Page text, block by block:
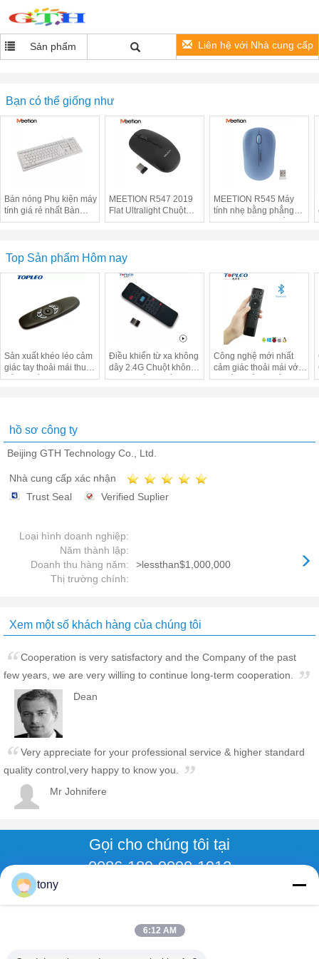
Sản phẩm Liên hệ với Nhà cung cấp
Bạn có thể giống như
Bán nóng Phụ kiện máy
tính giá rẻ nhất Bàn
phím máy tính USB Bàn
MEETION R547 2019
Flat Ultralight Chuột
không dây nhẹ không
MEETION R545 Máy
tính nhẹ bằng phẳng
USB 2.4G Trình điều
Top Sản phẩm Hôm nay
Sản xuất khéo léo cảm
giác tay thoải mái thu
điều khiển từ xa với đèn
Điều khiển từ xa không
dây 2.4G Chuột không
khí P3 Điều khiển từ xa
Công nghệ mới nhất
cảm giác thoải mái với
tay cầm điều khiển từ xa
hồ sơ công ty
Beijing GTH Technology Co., Ltd.
Nhà cung cấp xác nhận
Trust Seal
Verified Suplier
Loại hình doanh nghiệp:
Năm thành lập:
Doanh thu hàng năm:
>lessthan$1,000,000
Thị trường chính:
Xem một số khách hàng của chúng tôi
Cooperation is very satisfactory and the Company of the past
few years, we are very willing to continue long-term cooperation.
Dean
Very appreciate for your professional service & higher standard
quality control,very happy to know you.
Mr Johnifere
Gọi cho chúng tôi tại
0086-189-9090-1912
tony
6:12 AM